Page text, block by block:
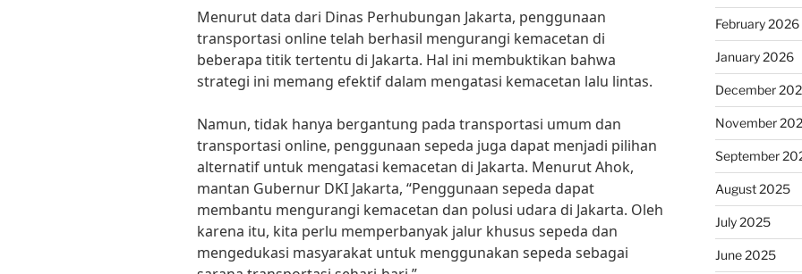
Menurut data dari Dinas Perhubungan Jakarta, penggunaan
transportasi online telah berhasil mengurangi kemacetan di
beberapa titik tertentu di Jakarta. Hal ini membuktikan bahwa
strategi ini memang efektif dalam mengatasi kemacetan lalu lintas.
Namun, tidak hanya bergantung pada transportasi umum dan
transportasi online, penggunaan sepeda juga dapat menjadi pilihan
alternatif untuk mengatasi kemacetan di Jakarta. Menurut Ahok,
mantan Gubernur DKI Jakarta, “Penggunaan sepeda dapat
membantu mengurangi kemacetan dan polusi udara di Jakarta. Oleh
karena itu, kita perlu memperbanyak jalur khusus sepeda dan
mengedukasi masyarakat untuk menggunakan sepeda sebagai
February 2026
January 2026
December
November
September
August 2025
July 2025
June 2025